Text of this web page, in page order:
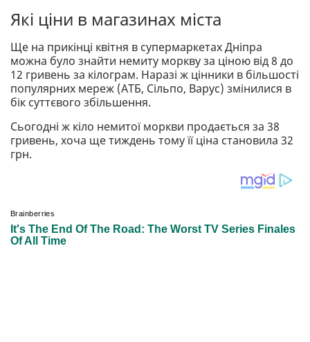
Які ціни в магазинах міста
Ще на прикінці квітня в супермаркетах Дніпра
можна було знайти немиту моркву за ціною від 8 до
12 гривень за кілограм. Наразі ж цінники в більшості
популярних мереж (АТБ, Сільпо, Варус) змінилися в
бік суттєвого збільшення.
Сьогодні ж кіло немитої моркви продається за 38
гривень, хоча ще тиждень тому її ціна становила 32
грн.